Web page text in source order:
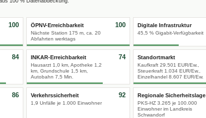
100 ÖPNV-Erreichbarkeit
Nächste Station 175 m, ca. 20
Abfahrten werktags
100 Digitale Infrastruktur
45,5 % Gigabit-Verfügbarkeit
84 INKAR-Erreichbarkeit
Hausarzt 1,0 km, Apotheke 1,2
km, Grundschule 1,5 km,
Autobahn 7,5 Min.
74 Standortmarkt
Kaufkraft 29.501 EUR/Ew.,
Steuerkraft 1.034 EUR/Ew.,
Einzelhandel 8.607 EUR/Ew.
86 Verkehrssicherheit
1,9 Unfälle je 1.000 Einwohner
92 Regionale Sicherheitslage
PKS-HZ 3.265 je 100.000
Einwohner im Landkreis
Schwandorf